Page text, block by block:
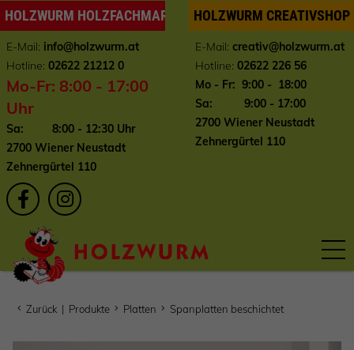
HOLZWURM HOLZFACHMARKT
E-Mail: info@holzwurm.at
Hotline: 02622 21212 0
Mo-Fr: 8:00 - 17:00
Uhr
Sa: 8:00 - 12:30 Uhr
2700 Wiener Neustadt
Zehnergürtel 110
HOLZWURM CREATIVSHOP
E-Mail: creativ@holzwurm.at
Hotline: 02622 226 56
Mo - Fr: 9:00 - 18:00
Sa: 9:00 - 17:00
2700 Wiener Neustadt
Zehnergürtel 110
Zurück | Produkte Platten Spanplatten beschichtet